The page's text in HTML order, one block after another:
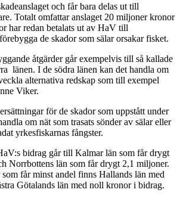
och får bara delas ut till
Totalt omfattar anslaget 20 miljoner kronor
har redan betalats ut av HaV till
de skador som sälar orsakar fisket.
åtgärder går exempelvis till så kallade
länen. I de södra länen kan det handla om
alternativa redskap som till exempel
Viker.
för de skador som uppstått under
om nät som trasats sönder av sälar eller
yrkesfiskarnas fångster.
bidrag går till Kalmar län som får drygt
Norrbottens län som får drygt 2,1 miljoner.
får minst andel finns Hallands län med
Götalands län med noll kronor i bidrag.